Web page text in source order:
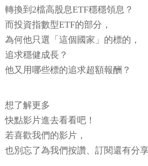
轉換到2檔高股息ETF穩穩領息？
而投資指數型ETF的部分，
為何他只選「這個國家」的標的，
追求穩健成長？
他又用哪些標的追求超額報酬？
想了解更多
快點影片進去看看吧！
若喜歡我們的影片，
也別忘了為我們按讚、訂閱還有分